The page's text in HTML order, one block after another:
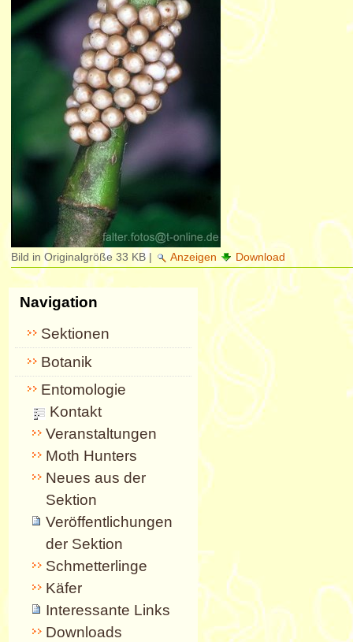
Bild in Originalgröße 33 KB | Anzeigen Download
Navigation
Sektionen
Botanik
Entomologie
Kontakt
Veranstaltungen
Moth Hunters
Neues aus der
Sektion
Veröffentlichungen
der Sektion
Schmetterlinge
Käfer
Interessante Links
Downloads